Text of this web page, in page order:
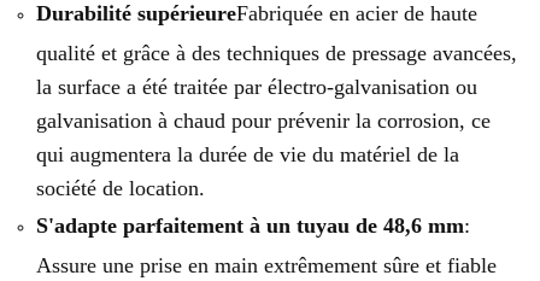
Durabilité supérieureFabriquée en acier de haute
qualité et grâce à des techniques de pressage avancées,
la surface a été traitée par électro-galvanisation ou
galvanisation à chaud pour prévenir la corrosion, ce
qui augmentera la durée de vie du matériel de la
société de location.
S'adapte parfaitement à un tuyau de 48,6 mm:
Assure une prise en main extrêmement sûre et fiable